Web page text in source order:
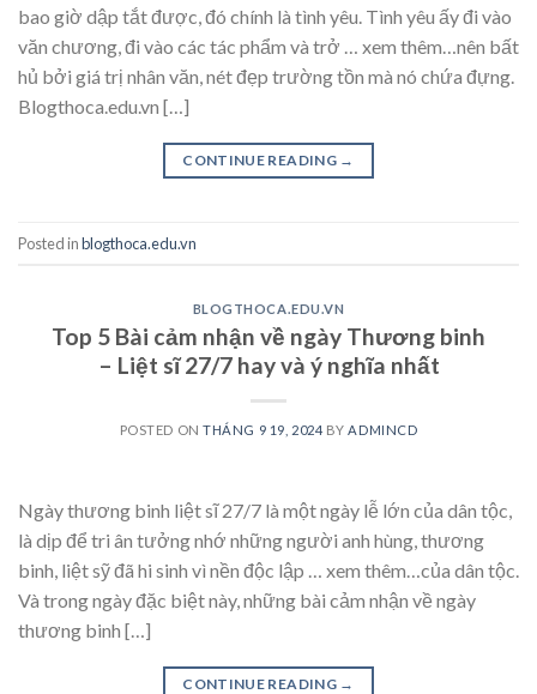
bao giờ dập tắt được, đó chính là tình yêu. Tình yêu ấy đi vào
văn chương, đi vào các tác phẩm và trở … xem thêm…nên bất
hủ bởi giá trị nhân văn, nét đẹp trường tồn mà nó chứa đựng.
Blogthoca.edu.vn […]
CONTINUE READING →
Posted inblogthoca.edu.vn
BLOGTHOCA.EDU.VN
Top 5 Bài cảm nhận về ngày Thương binh
– Liệt sĩ 27/7 hay và ý nghĩa nhất
POSTED ONTHÁNG 9 19, 2024 BYADMINCD
Ngày thương binh liệt sĩ 27/7 là một ngày lễ lớn của dân tộc,
là dịp để tri ân tưởng nhớ những người anh hùng, thương
binh, liệt sỹ đã hi sinh vì nền độc lập … xem thêm…của dân tộc.
Và trong ngày đặc biệt này, những bài cảm nhận về ngày
thương binh […]
CONTINUE READING →